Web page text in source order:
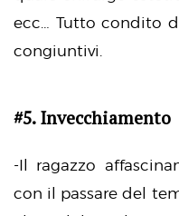
ecc… Tutto condito
congiuntivi.
#5. Invecchiamento
-Il ragazzo
con il passare del